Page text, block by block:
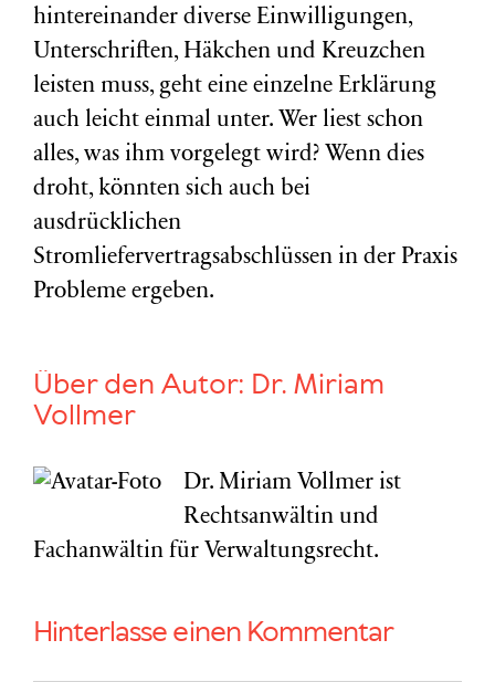
hintereinander diverse Einwilligungen,
Unterschriften, Häkchen und Kreuzchen
leisten muss, geht eine einzelne Erklärung
auch leicht einmal unter. Wer liest schon
alles, was ihm vorgelegt wird? Wenn dies
droht, könnten sich auch bei
ausdrücklichen
Stromliefervertragsabschlüssen in der Praxis
Probleme ergeben.
Über den Autor: Dr. Miriam
Vollmer
Dr. Miriam Vollmer ist
Rechtsanwältin und
Fachanwältin für Verwaltungsrecht.
Hinterlasse einen Kommentar